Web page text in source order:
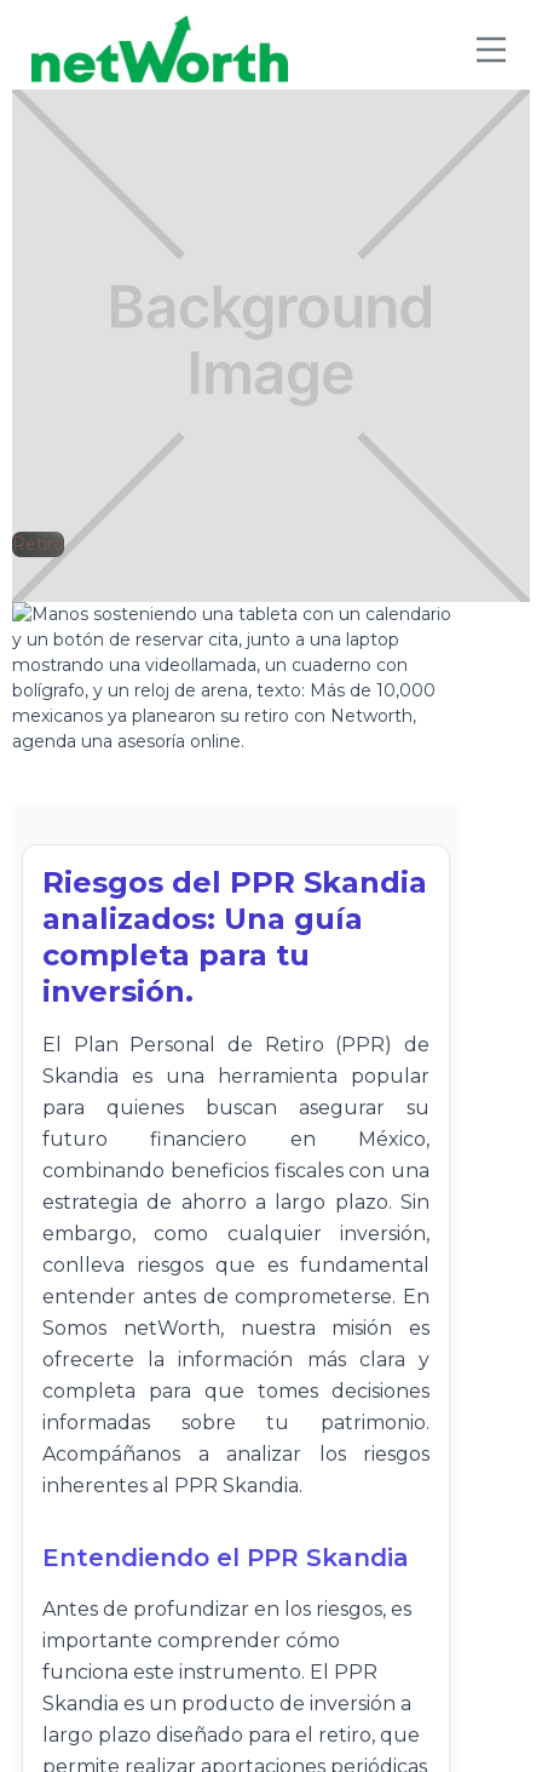
Retiro
Riesgos del PPR Skandia
analizados: Una guía
completa para tu
inversión.
El Plan Personal de Retiro (PPR) de
Skandia es una herramienta popular
para quienes buscan asegurar su
futuro financiero en México,
combinando beneficios fiscales con una
estrategia de ahorro a largo plazo. Sin
embargo, como cualquier inversión,
conlleva riesgos que es fundamental
entender antes de comprometerse. En
Somos netWorth, nuestra misión es
ofrecerte la información más clara y
completa para que tomes decisiones
informadas sobre tu patrimonio.
Acompáñanos a analizar los riesgos
inherentes al PPR Skandia.
Entendiendo el PPR Skandia
Antes de profundizar en los riesgos, es
importante comprender cómo
funciona este instrumento. El PPR
Skandia es un producto de inversión a
largo plazo diseñado para el retiro, que
permite realizar aportaciones periódicas